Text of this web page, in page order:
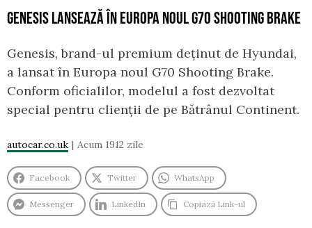
GENESIS LANSEAZĂ ÎN EUROPA NOUL G70 SHOOTING BRAKE
Genesis, brand-ul premium deținut de Hyundai,
a lansat în Europa noul G70 Shooting Brake.
Conform oficialilor, modelul a fost dezvoltat
special pentru clienții de pe Bătrânul Continent.
autocar.co.uk Acum 1912 zile
Facebook Twitter WhatsApp
Messenger LinkedIn Copiază Link-ul